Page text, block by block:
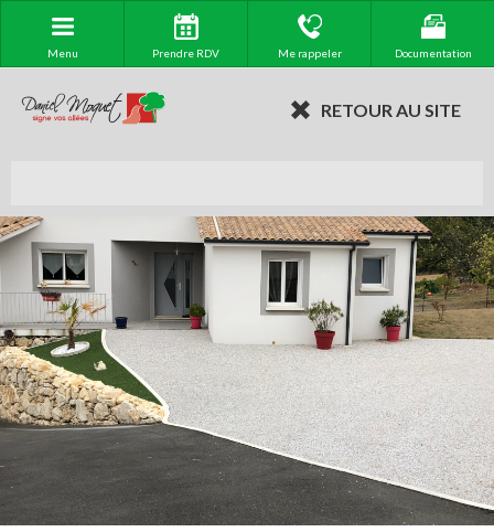
Menu Prendre RDV Me rappeler Documentation
RETOUR AU SITE